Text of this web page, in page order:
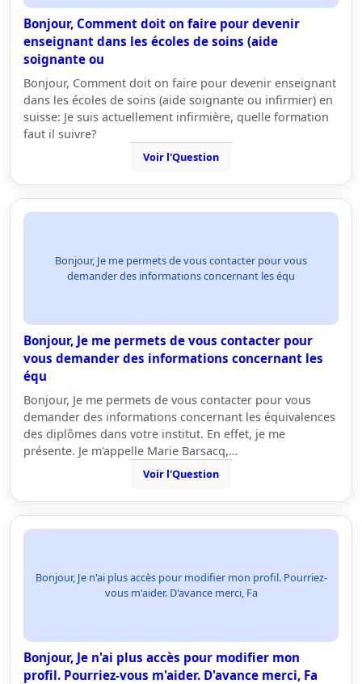
Bonjour, Comment doit on faire pour devenir
enseignant dans les écoles de soins (aide
soignante ou
Bonjour, Comment doit on faire pour devenir enseignant
dans les écoles de soins (aide soignante ou infirmier) en
suisse: Je suis actuellement infirmière, quelle formation
faut il suivre?
Voir l'Question
Bonjour, Je me permets de vous contacter pour vous
demander des informations concernant les équ
Bonjour, Je me permets de vous contacter pour
vous demander des informations concernant les
équ
Bonjour, Je me permets de vous contacter pour vous
demander des informations concernant les équivalences
des diplômes dans votre institut. En effet, je me
présente. Je m'appelle Marie Barsacq,…
Voir l'Question
Bonjour, Je n'ai plus accès pour modifier mon profil. Pourriez-
vous m'aider. D'avance merci, Fa
Bonjour, Je n'ai plus accès pour modifier mon
profil. Pourriez-vous m'aider. D'avance merci, Fa